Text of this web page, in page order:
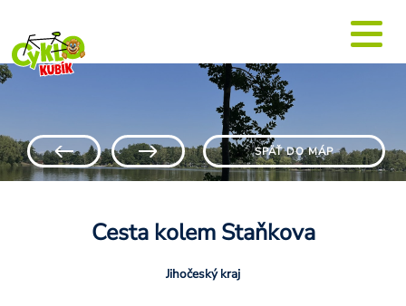
SPÄŤ DO MÁP
Cesta kolem Staňkova
Jihočeský kraj